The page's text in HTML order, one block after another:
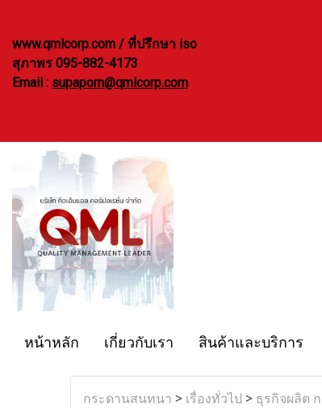
www.qmlcorp.com / ที่ปรึกษา iso
สุภาพร 095-882-4173
Email : supaporn@qmlcorp.com
หน้าหลัก เกี่ยวกับเรา สินค้าและบริการ
กระดานสนทนา > เรื่องทั่วไป > ธุรกิจผลิต